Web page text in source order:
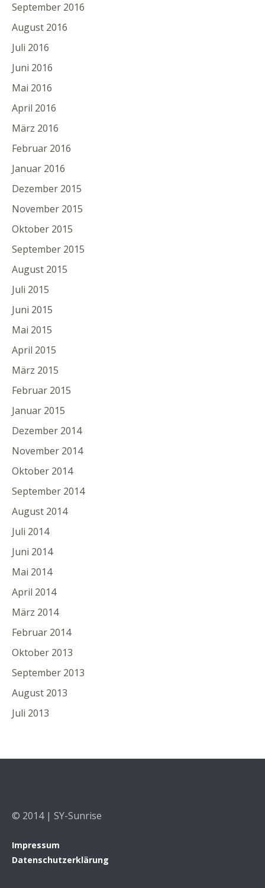
September 2016
August 2016
Juli 2016
Juni 2016
Mai 2016
April 2016
März 2016
Februar 2016
Januar 2016
Dezember 2015
November 2015
Oktober 2015
September 2015
August 2015
Juli 2015
Juni 2015
Mai 2015
April 2015
März 2015
Februar 2015
Januar 2015
Dezember 2014
November 2014
Oktober 2014
September 2014
August 2014
Juli 2014
Juni 2014
Mai 2014
April 2014
März 2014
Februar 2014
Oktober 2013
September 2013
August 2013
Juli 2013
© 2014 | SY-Sunrise
Impressum
Datenschutzerklärung